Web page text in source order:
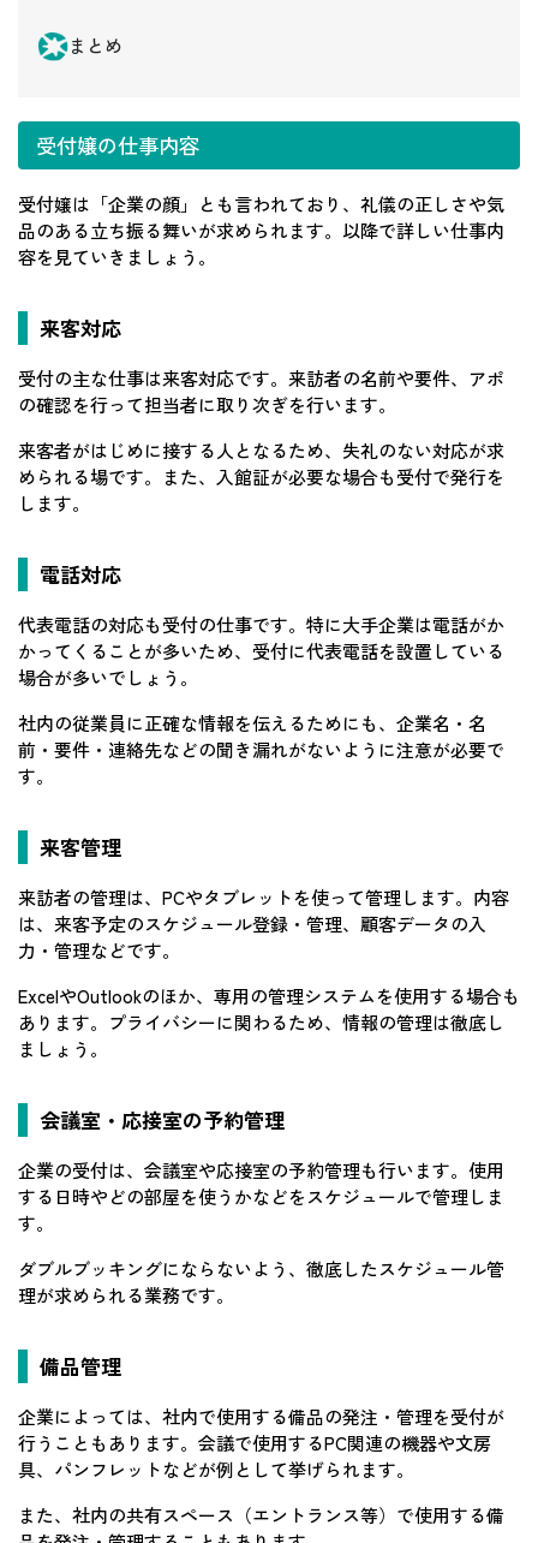
まとめ
受付嬢の仕事内容
受付嬢は「企業の顔」とも言われており、礼儀の正しさや気
品のある立ち振る舞いが求められます。以降で詳しい仕事内
容を見ていきましょう。
来客対応
受付の主な仕事は来客対応です。来訪者の名前や要件、アポ
の確認を行って担当者に取り次ぎを行います。
来客者がはじめに接する人となるため、失礼のない対応が求
められる場です。また、入館証が必要な場合も受付で発行を
します。
電話対応
代表電話の対応も受付の仕事です。特に大手企業は電話がか
かってくることが多いため、受付に代表電話を設置している
場合が多いでしょう。
社内の従業員に正確な情報を伝えるためにも、企業名・名
前・要件・連絡先などの聞き漏れがないように注意が必要で
す。
来客管理
来訪者の管理は、PCやタブレットを使って管理します。内容
は、来客予定のスケジュール登録・管理、顧客データの入
力・管理などです。
ExcelやOutlookのほか、専用の管理システムを使用する場合も
あります。プライバシーに関わるため、情報の管理は徹底し
ましょう。
会議室・応接室の予約管理
企業の受付は、会議室や応接室の予約管理も行います。使用
する日時やどの部屋を使うかなどをスケジュールで管理しま
す。
ダブルブッキングにならないよう、徹底したスケジュール管
理が求められる業務です。
備品管理
企業によっては、社内で使用する備品の発注・管理を受付が
行うこともあります。会議で使用するPC関連の機器や文房
具、パンフレットなどが例として挙げられます。
また、社内の共有スペース（エントランス等）で使用する備